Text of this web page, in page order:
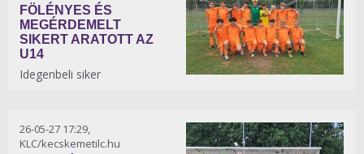
FÖLÉNYES ÉS
MEGÉRDEMELT
SIKERT ARATOTT AZ
U14
Idegenbeli siker
26-05-27 17:29,
KLC/kecskemetilc.hu